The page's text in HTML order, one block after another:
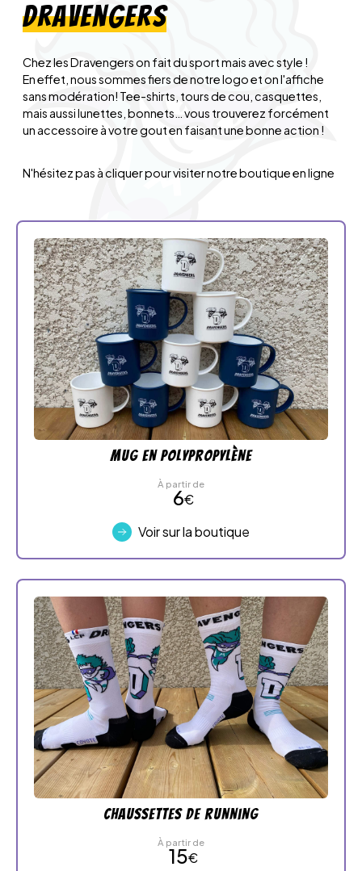
Dravengers
Chez les Dravengers on fait du sport mais avec style !
En effet, nous sommes fiers de notre logo et on l'affiche
sans modération! Tee-shirts, tours de cou, casquettes,
mais aussi lunettes, bonnets… vous trouverez forcément
un accessoire à votre gout en faisant une bonne action !
N'hésitez pas à cliquer pour visiter notre boutique en ligne
Mug en polypropylène
À partir de
6€
Voir sur la boutique
Chaussettes de running
À partir de
15€